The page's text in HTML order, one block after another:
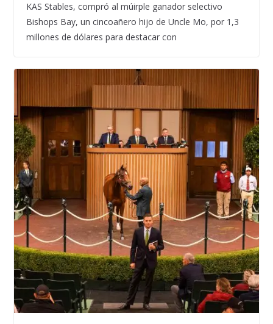
KAS Stables, compró al múirple ganador selectivo
Bishops Bay, un cincoañero hijo de Uncle Mo, por 1,3
millones de dólares para destacar con